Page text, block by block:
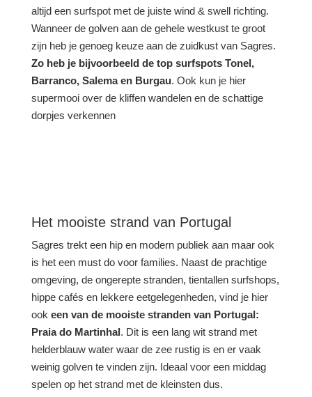
altijd een surfspot met de juiste wind & swell richting.
Wanneer de golven aan de gehele westkust te groot
zijn heb je genoeg keuze aan de zuidkust van Sagres.
Zo heb je bijvoorbeeld de top surfspots Tonel,
Barranco, Salema en Burgau. Ook kun je hier
supermooi over de kliffen wandelen en de schattige
dorpjes verkennen
Het mooiste strand van Portugal
Sagres trekt een hip en modern publiek aan maar ook
is het een must do voor families. Naast de prachtige
omgeving, de ongerepte stranden, tientallen surfshops,
hippe cafés en lekkere eetgelegenheden, vind je hier
ook een van de mooiste stranden van Portugal:
Praia do Martinhal. Dit is een lang wit strand met
helderblauw water waar de zee rustig is en er vaak
weinig golven te vinden zijn. Ideaal voor een middag
spelen op het strand met de kleinsten dus.